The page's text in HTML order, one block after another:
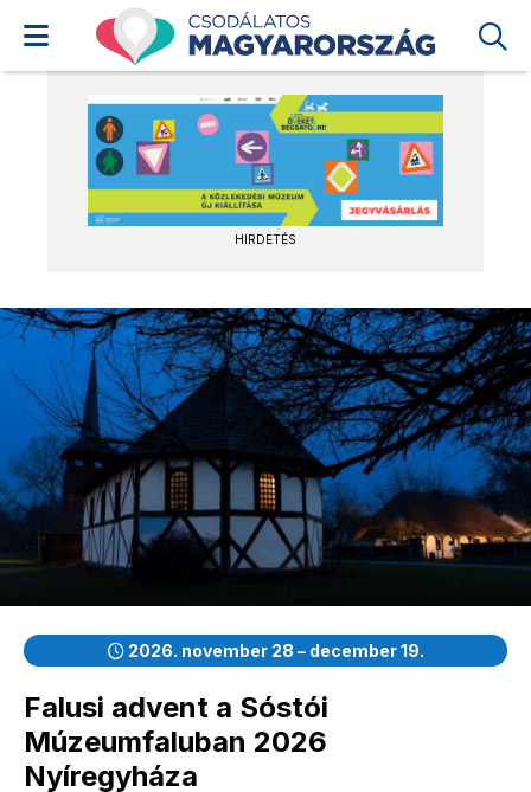
HIRDETÉS
2026. november 28 – december 19.
Falusi advent a Sóstói
Múzeumfaluban 2026
Nyíregyháza